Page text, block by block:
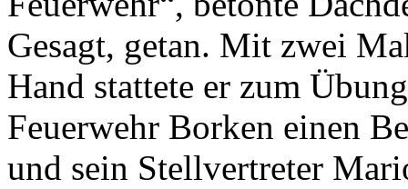
Gesagt, getan. Mit zwei
Hand stattete er zum
Feuerwehr Borken einen
und sein Stellvertreter